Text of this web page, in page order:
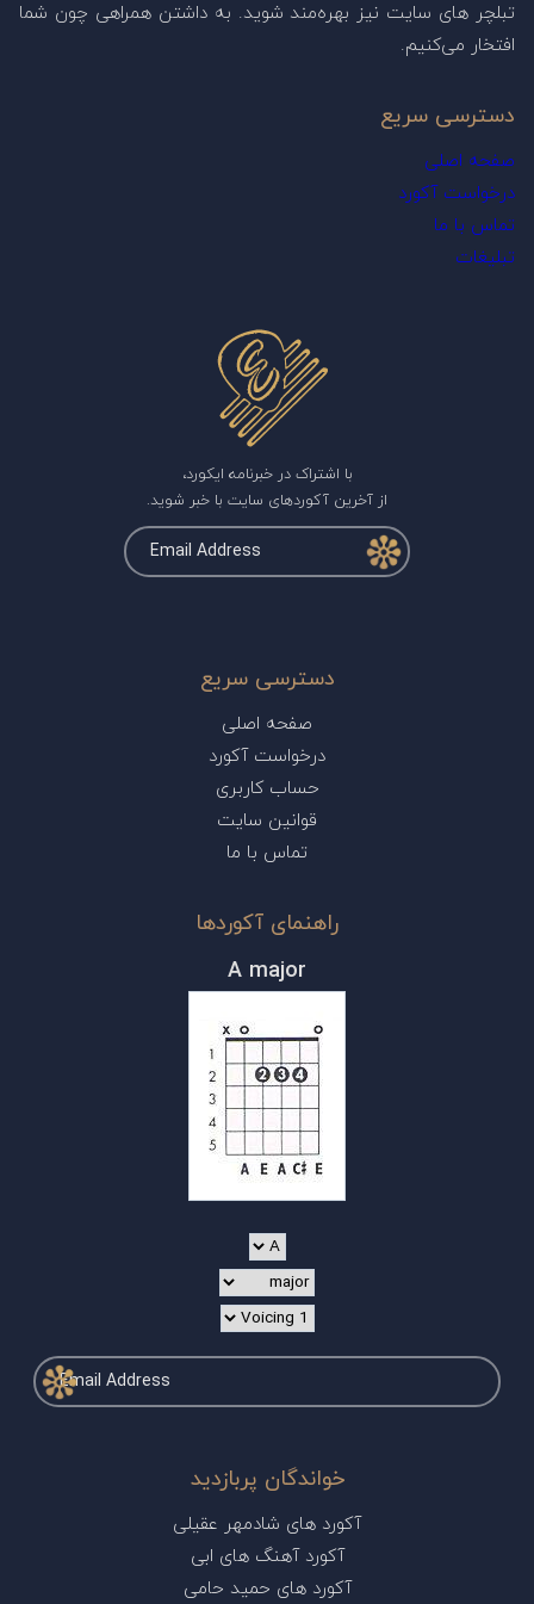
تبلچر های سایت نیز بهره‌مند شوید. به داشتن همراهی چون شما
افتخار می‌کنیم.
دسترسی سریع
صفحه اصلی
درخواست آکورد
تماس با ما
تبلیغات
با اشتراک در خبرنامه ایکورد،
از آخرین آکوردهای سایت با خبر شوید.
دسترسی سریع
صفحه اصلی
درخواست آکورد
حساب کاربری
قوانین سایت
تماس با ما
راهنمای آکوردها
A major
خواندگان پربازدید
آکورد های شادمهر عقیلی
آکورد آهنگ های ابی
آکورد های حمید حامی